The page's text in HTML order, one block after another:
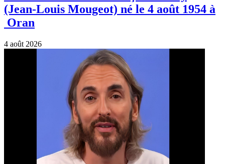
(Jean-Louis Mougeot) né le 4 août 1954 à
Oran
4 août 2026